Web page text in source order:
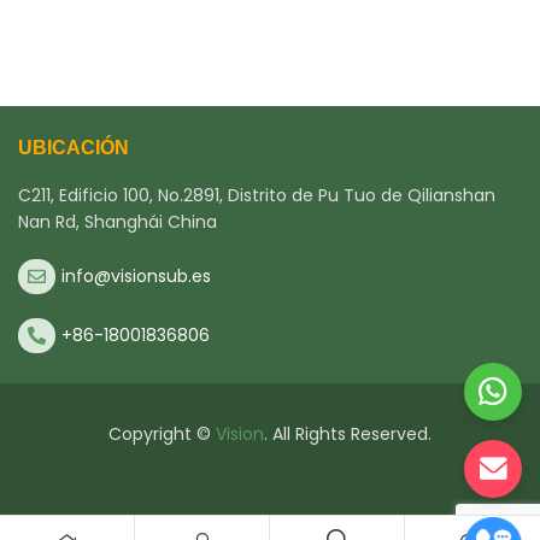
UBICACIÓN
C211, Edificio 100, No.2891, Distrito de Pu Tuo de Qilianshan
Nan Rd, Shanghái China
info@visionsub.es
+86-18001836806
Copyright © Vision. All Rights Reserved.